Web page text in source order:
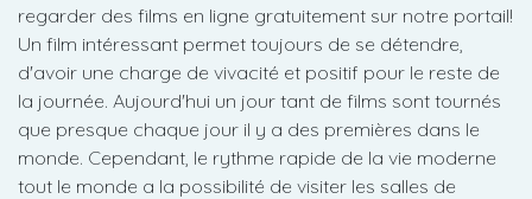
regarder des films en ligne gratuitement sur notre portail!
Un film intéressant permet toujours de se détendre,
d'avoir une charge de vivacité et positif pour le reste de
la journée. Aujourd'hui un jour tant de films sont tournés
que presque chaque jour il y a des premières dans le
monde. Cependant, le rythme rapide de la vie moderne
tout le monde a la possibilité de visiter les salles de